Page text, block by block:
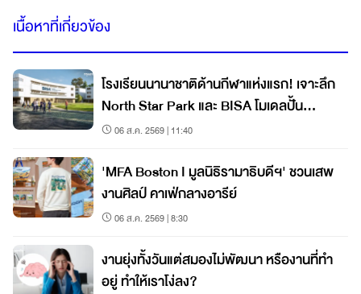
เนื้อหาที่เกี่ยวข้อง
โรงเรียนนานาชาติด้านกีฬาแห่งแรก! เจาะลึก
North Star Park และ BISA โมเดลปั้น
นักกีฬาแนวใหม่
06 ส.ค. 2569 | 11:40
'MFA Boston I มูลนิธิรามาธิบดีฯ' ชวนเสพ
งานศิลป์ คาเฟ่กลางอารีย์
06 ส.ค. 2569 | 8:30
งานยุ่งทั้งวันแต่สมองไม่พัฒนา หรืองานที่ทำ
อยู่ ทำให้เราโง่ลง?